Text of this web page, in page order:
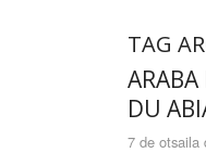
TAG
ARABA
DU
7 de otsaila